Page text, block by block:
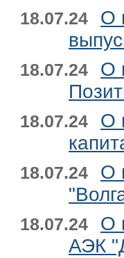
18.07.24
О
18.07.24
О
18.07.24
О
18.07.24
О
18.07.24
О
АЭК